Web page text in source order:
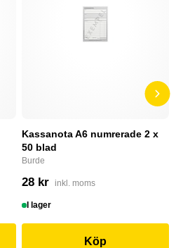
Kassanota A6 numrerade 2 x
50 blad
Burde
28 kr inkl. moms
I lager
Köp